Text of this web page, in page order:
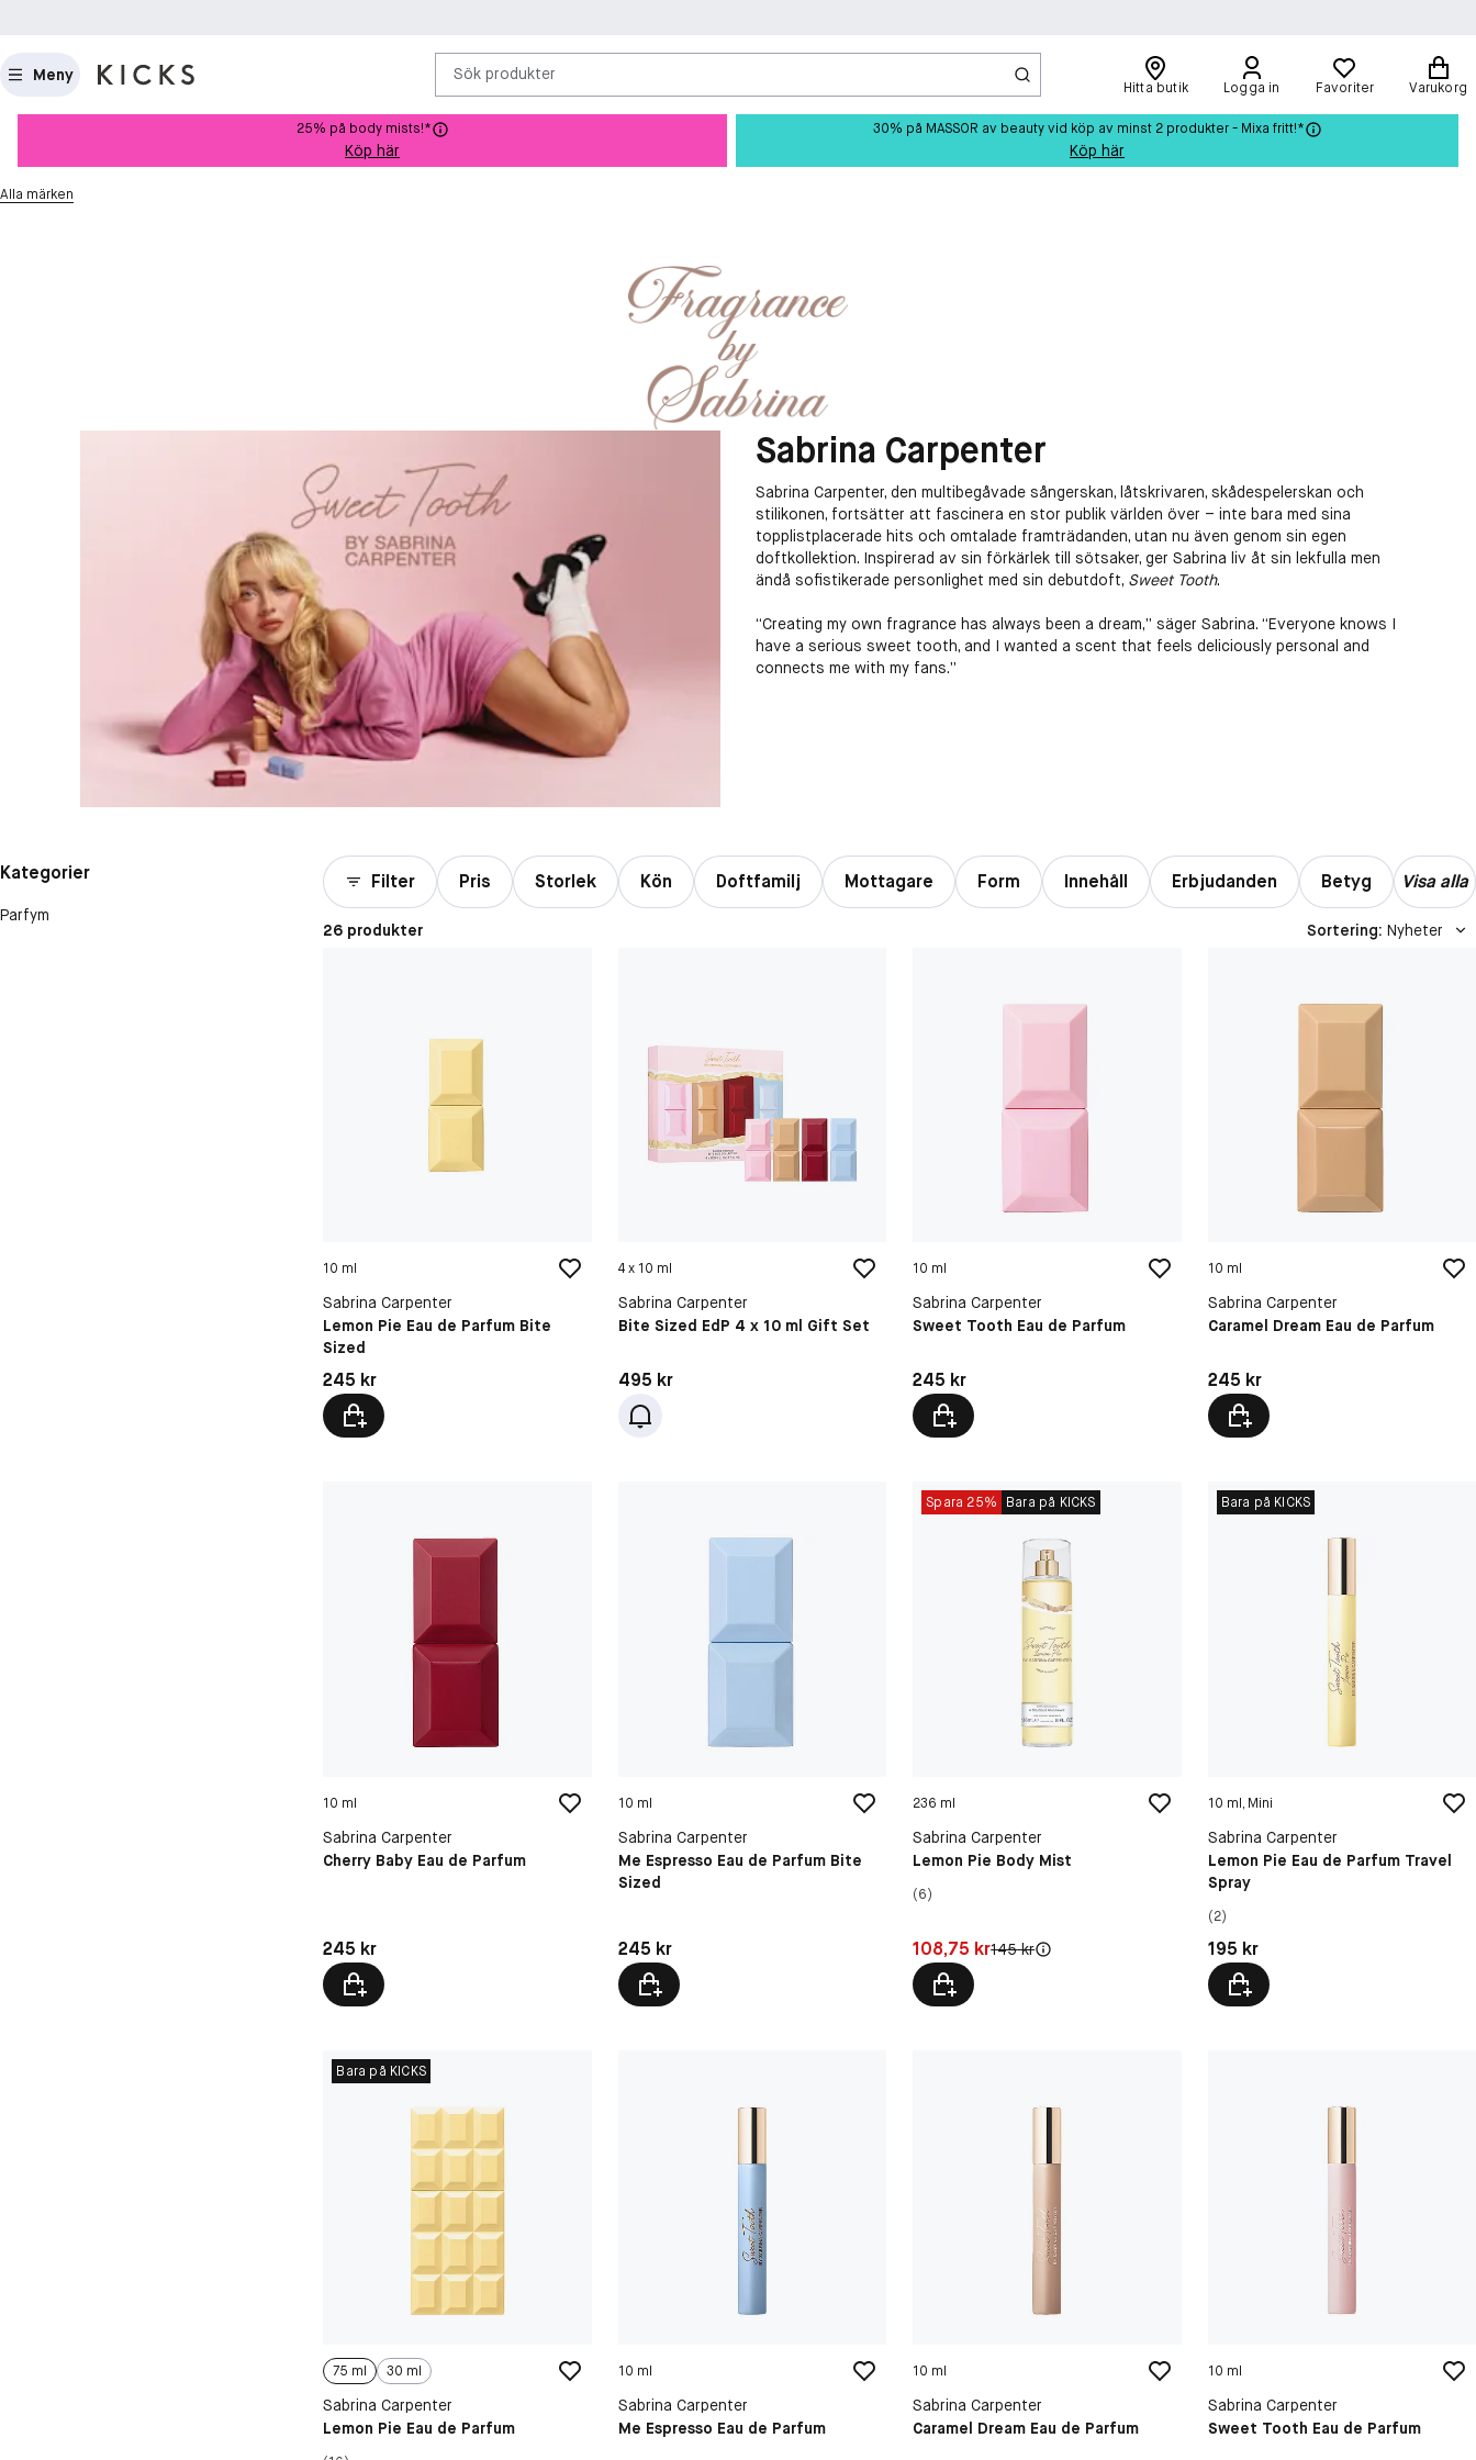
Meny Sök produkter
Hitta butik Logga in Favoriter Varukorg
25% på body mists!*
Köp här
30% på MASSOR av beauty vid köp av minst 2 produkter - Mixa fritt!*
Köp här
Alla märken
Sabrina Carpenter
Sabrina Carpenter, den multibegåvade sångerskan, låtskrivaren, skådespelerskan och
stilikonen, fortsätter att fascinera en stor publik världen över – inte bara med sina
topplistplacerade hits och omtalade framträdanden, utan nu även genom sin egen
doftkollektion. Inspirerad av sin förkärlek till sötsaker, ger Sabrina liv åt sin lekfulla men
ändå sofistikerade personlighet med sin debutdoft, Sweet Tooth.
“Creating my own fragrance has always been a dream,” säger Sabrina. “Everyone knows I
have a serious sweet tooth, and I wanted a scent that feels deliciously personal and
connects me with my fans.”
Kategorier
Parfym
Filter Pris Storlek Kön Doftfamilj Mottagare Form Innehåll Erbjudanden Betyg Visa alla
26 produkter Sortering: Nyheter
10 ml
Sabrina Carpenter
Lemon Pie Eau de Parfum Bite
Sized
Pris: 245 kr
245 kr
4 x 10 ml
Sabrina Carpenter
Bite Sized EdP 4 x 10 ml Gift Set
Pris: 495 kr
495 kr
10 ml
Sabrina Carpenter
Sweet Tooth Eau de Parfum
Pris: 245 kr
245 kr
10 ml
Sabrina Carpenter
Caramel Dream Eau de Parfum
Pris: 245 kr
245 kr
10 ml
Sabrina Carpenter
Cherry Baby Eau de Parfum
Pris: 245 kr
245 kr
10 ml
Sabrina Carpenter
Me Espresso Eau de Parfum Bite
Sized
Pris: 245 kr
245 kr
Spara 25% Bara på KICKS
236 ml
Sabrina Carpenter
Lemon Pie Body Mist
(6)
Pris: 108,75 kr
108,75 krOriginal pris:
145 kr
Bara på KICKS
10 ml, Mini
Sabrina Carpenter
Lemon Pie Eau de Parfum Travel
Spray
(2)
Pris: 195 kr
195 kr
Bara på KICKS
75 ml 30 ml
Sabrina Carpenter
Lemon Pie Eau de Parfum
10 ml
Sabrina Carpenter
Me Espresso Eau de Parfum
10 ml
Sabrina Carpenter
Caramel Dream Eau de Parfum
10 ml
Sabrina Carpenter
Sweet Tooth Eau de Parfum